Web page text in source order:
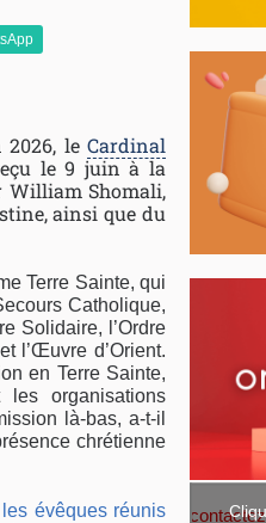
le Cardinal
le 9 juin à la
William Shomali,
ainsi que du
Terre Sainte, qui
Catholique,
Solidaire, l’Ordre
l’Œuvre d’Orient.
en Terre Sainte,
organisations
là-bas, a-t-il
chrétienne
évêques réunis